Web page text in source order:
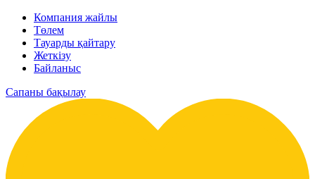
Компания жайлы
Төлем
Тауарды қайтару
Жеткізу
Байланыс
Сапаны бақылау